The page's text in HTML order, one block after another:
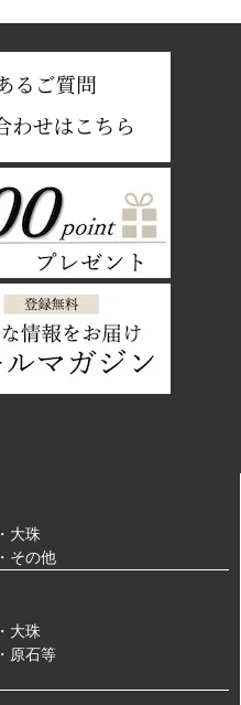
・大珠
・その他
・大珠
・原石等